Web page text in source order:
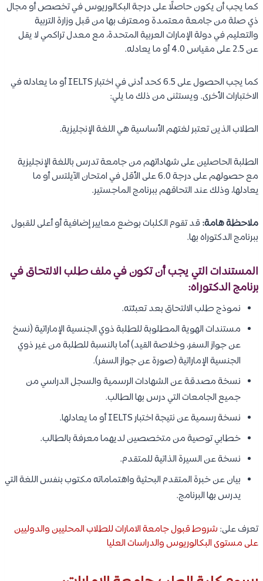
كما يجب أن يكون حاصلًا على درجة البكالوريوس في تخصص أو مجال
ذي صلة من جامعة معتمدة ومعترف بها من قبل وزارة التربية
والتعليم في دولة الإمارات العربية المتحدة، مع معدل تراكمي لا يقل
عن 2.5 على مقياس 4.0 أو ما يعادله.
كما يجب الحصول على 6.5 كحد أدنى في اختبار IELTS أو ما يعادله في
الاختبارات الأخرى. ويستثنى من ذلك ما يلي:
الطلاب الذين تعتبر لغتهم الأساسية هي اللغة الإنجليزية.
الطلبة الحاصلين على شهاداتهم من جامعة تدرس باللغة الإنجليزية
مع حصولهم على درجة 6.0 على الأقل في امتحان الآيلتس أو ما
يعادلها، وذلك عند التحاقهم ببرنامج الماجستير.
ملاحظة هامة:قد تقوم الكلبات بوضع معايير إضافية أو أعلى للقبول
ببرنامج الدكتوراه بها.
المستندات التي يجب أن تكون في ملف طلب الالتحاق في
برنامج الدكتوراه:
نموذج طلب الالتحاق بعد تعبئته.
مستندات الهوية المطلوبة للطلبة ذوي الجنسية الإماراتية (نسخ
عن جواز السفر، وخلاصة القيد) أما بالنسبة للطلبة من غير ذوي
الجنسية الإماراتية (صورة عن جواز السفر).
نسخة مصدقة عن الشهادات الرسمية والسجل الدراسي من
جميع الجامعات التي درس بها الطالب.
نسخة رسمية عن نتيجة اختبار IELTS أو ما يعادلها.
خطابي توصية من متخصصين لديهما معرفة بالطالب.
نسخة عن السيرة الذاتية للمتقدم.
بيان عن خبرة المتقدم البحثية واهتماماته مكتوب بنفس اللغة التي
يدرس بها البرنامج.
تعرف على: شروط قبول جامعة الامارات للطلاب المحليين والدوليين
على مستوى البكالوريوس والدراسات العليا